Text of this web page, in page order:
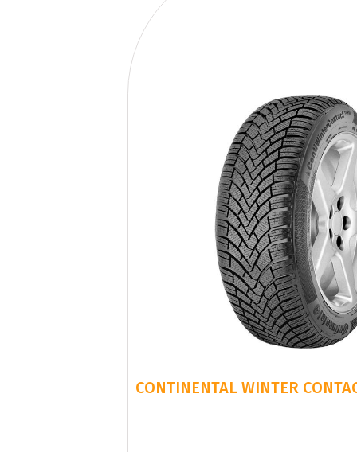
CONTINENTAL WINTER